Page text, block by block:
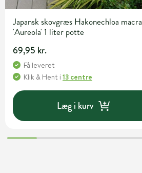
Japansk skovgræs Hakonechloa macra
'Aureola' 1 liter potte
69,95 kr.
Få leveret
Klik & Hent i 13 centre
Læg i kurv